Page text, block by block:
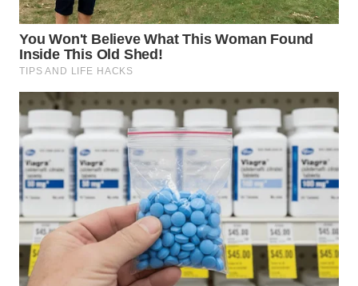
WN
SAMOSIR
PADANG
LAWAS
SUMEDANG
WN
CIANJUR